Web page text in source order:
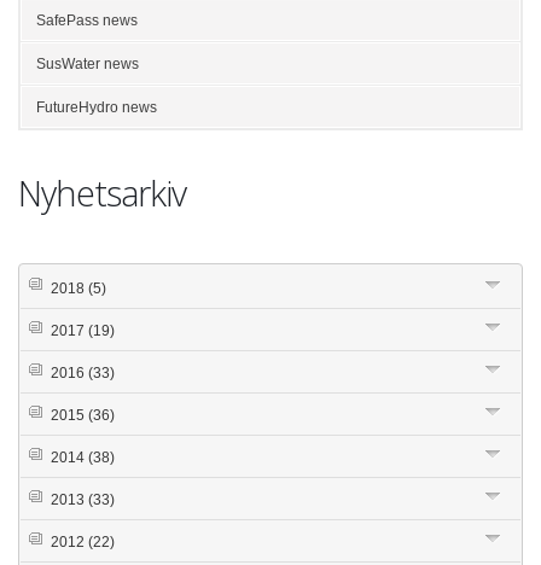
SafePass news
SusWater news
FutureHydro news
Nyhetsarkiv
2018 (5)
2017 (19)
2016 (33)
2015 (36)
2014 (38)
2013 (33)
2012 (22)